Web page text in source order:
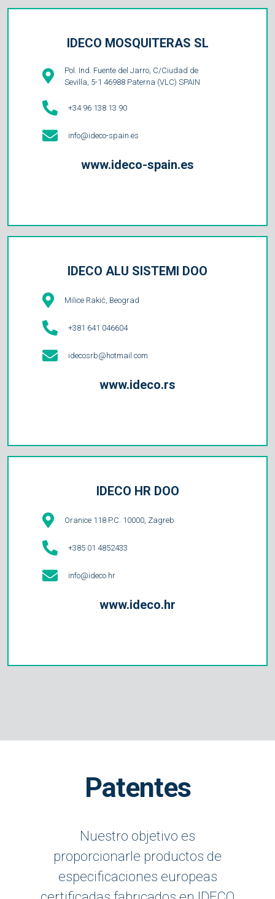
IDECO MOSQUITERAS SL
Pol. Ind. Fuente del Jarro, C/Ciudad de
Sevilla, 5-1 46988 Paterna (VLC) SPAIN
+34 96 138 13 90
info@ideco-spain.es
www.ideco-spain.es
IDECO ALU SISTEMI DOO
Milice Rakić, Beograd
+381 641 046604
idecosrb@hotmail.com
www.ideco.rs
IDECO HR DOO
Oranice 118 P.C. 10000, Zagreb
+385 01 4852433
info@ideco.hr
www.ideco.hr
Patentes
Nuestro objetivo es
proporcionarle productos de
especificaciones europeas